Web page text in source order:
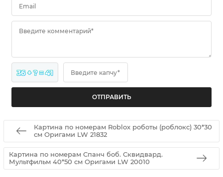
Email
Введите комментарий*
36 + ? = 41 Введите капчу*
Картина по номерам Roblox роботы (роблокс) 30*30
см Оригами LW 21832
Картина по номерам Спанч боб. Сквидвард.
Мультфильм 40*50 см Оригами LW 20010